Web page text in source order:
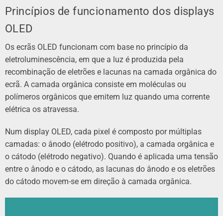
Princípios de funcionamento dos displays
OLED
Os ecrãs OLED funcionam com base no princípio da
eletroluminescência, em que a luz é produzida pela
recombinação de eletrões e lacunas na camada orgânica do
ecrã. A camada orgânica consiste em moléculas ou
polímeros orgânicos que emitem luz quando uma corrente
elétrica os atravessa.
Num display OLED, cada pixel é composto por múltiplas
camadas: o ânodo (elétrodo positivo), a camada orgânica e
o cátodo (elétrodo negativo). Quando é aplicada uma tensão
entre o ânodo e o cátodo, as lacunas do ânodo e os eletrões
do cátodo movem-se em direção à camada orgânica.